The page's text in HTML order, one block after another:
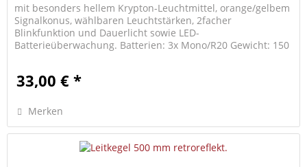
mit besonders hellem Krypton-Leuchtmittel, orange/gelbem
Signalkonus, wählbaren Leuchtstärken, 2facher
Blinkfunktion und Dauerlicht sowie LED-
Batterieüberwachung. Batterien: 3x Mono/R20 Gewicht: 150
33,00 € *
Merken